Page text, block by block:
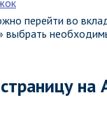
перейти во
выбрать
на